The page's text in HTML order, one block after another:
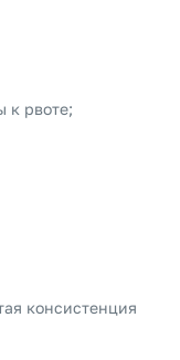
к рвоте;
консистенция